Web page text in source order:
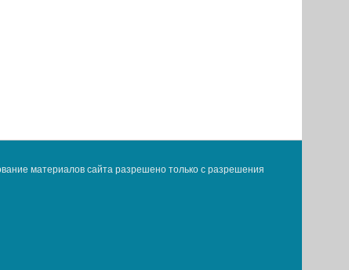
материалов сайта разрешено только с разрешения